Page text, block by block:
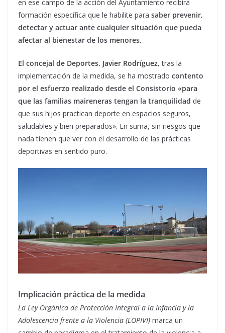
en ese campo de la acción del Ayuntamiento recibirá
formación específica que le habilite para saber prevenir,
detectar y actuar ante cualquier situación que pueda
afectar al bienestar de los menores.
El concejal de Deportes, Javier Rodríguez, tras la
implementación de la medida, se ha mostrado contento
por el esfuerzo realizado desde el Consistorio «para
que las familias maireneras tengan la tranquilidad de
que sus hijos practican deporte en espacios seguros,
saludables y bien preparados». En suma, sin riesgos que
nada tienen que ver con el desarrollo de las prácticas
deportivas en sentido puro.
Implicación práctica de la medida
La Ley Orgánica de Protección Integral a la Infancia y la
Adolescencia frente a la Violencia (LOPIVI) marca un